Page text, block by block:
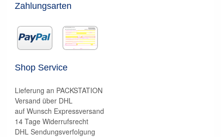
Zahlungsarten
Shop Service
Lieferung an PACKSTATION
Versand über DHL
auf Wunsch Expressversand
14 Tage Widerrufsrecht
DHL Sendungsverfolgung